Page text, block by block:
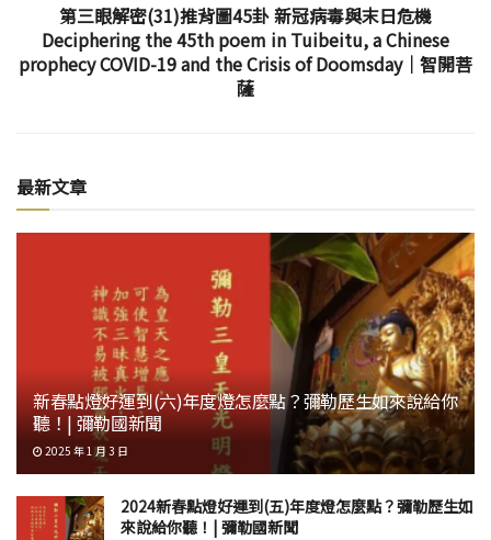
第三眼解密(31)推背圖45卦 新冠病毒與末日危機
Deciphering the 45th poem in Tuibeitu, a Chinese
prophecy COVID-19 and the Crisis of Doomsday│智開菩
薩
最新文章
新春點燈好運到(六)年度燈怎麼點？彌勒歷生如來說給你
聽！| 彌勒國新聞
2025 年 1 月 3 日
2024新春點燈好運到(五)年度燈怎麼點？彌勒歷生如
來說給你聽！| 彌勒國新聞